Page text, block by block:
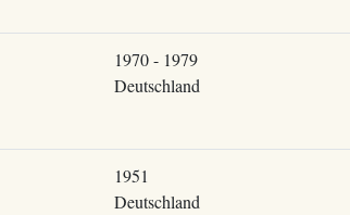
1970 - 1979
Deutschland
1951
Deutschland